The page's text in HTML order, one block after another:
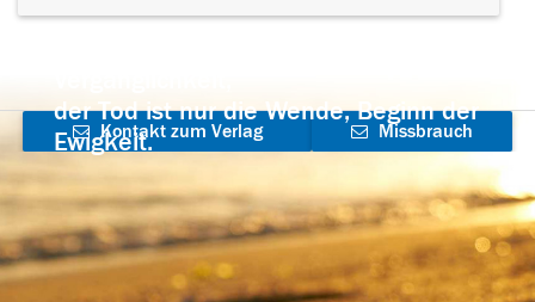
der Tod ist nur die Wende, Beginn der
Ewigkeit.
Kontakt zum Verlag
aufnehmen
Missbrauch